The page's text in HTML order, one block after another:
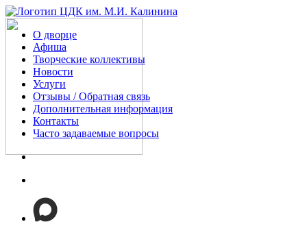
О дворце
Афиша
Творческие коллективы
Новости
Услуги
Отзывы / Обратная связь
Дополнительная информация
Контакты
Часто задаваемые вопросы